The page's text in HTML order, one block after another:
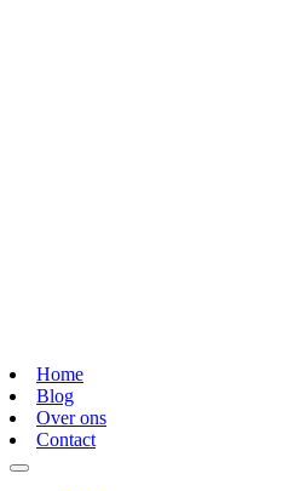
Home
Blog
Over ons
Contact